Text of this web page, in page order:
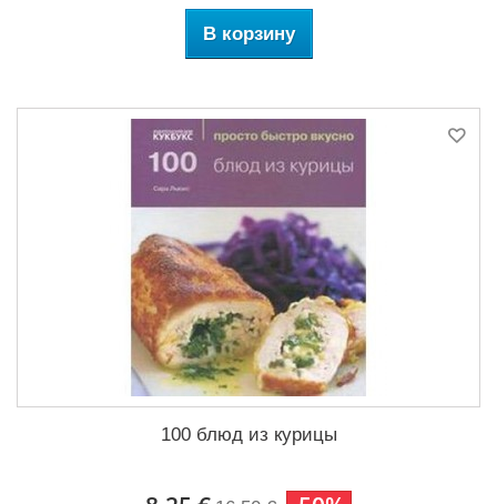
В корзину
100 блюд из курицы